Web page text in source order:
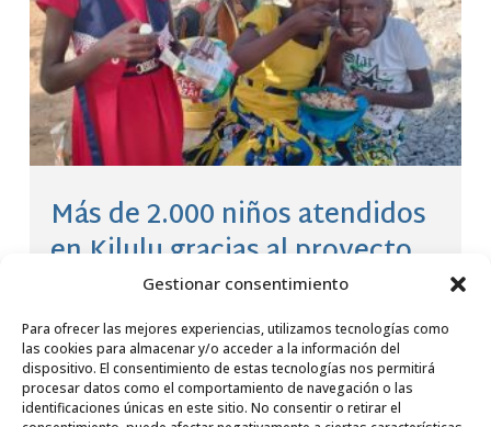
Gestionar consentimiento
Para ofrecer las mejores experiencias, utilizamos tecnologías como
las cookies para almacenar y/o acceder a la información del
dispositivo. El consentimiento de estas tecnologías nos permitirá
procesar datos como el comportamiento de navegación o las
identificaciones únicas en este sitio. No consentir o retirar el
Más de 2.000 niños atendidos
en Kilulu gracias al proyecto
de nutrición apoyado por
Banco Santander
porFundación Dilaya|25 Abr, 2025